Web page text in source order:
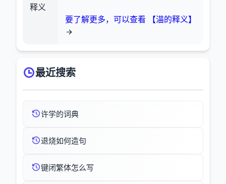
释义
要了解更多，可以查看 【渵的释义】
最近搜索
许学的词典
退烧如何造句
键闭繁体怎么写